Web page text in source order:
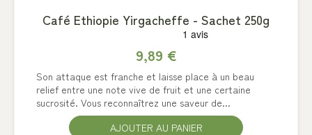
Café Ethiopie Yirgacheffe - Sachet 250g
9,89 €
Son attaque est franche et laisse place à un beau
relief entre une note vive de fruit et une certaine
sucrosité. Vous reconnaîtrez une saveur de...
AJOUTER AU PANIER